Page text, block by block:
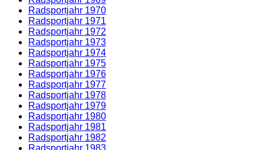
Radsportjahr 1970
Radsportjahr 1971
Radsportjahr 1972
Radsportjahr 1973
Radsportjahr 1974
Radsportjahr 1975
Radsportjahr 1976
Radsportjahr 1977
Radsportjahr 1978
Radsportjahr 1979
Radsportjahr 1980
Radsportjahr 1981
Radsportjahr 1982